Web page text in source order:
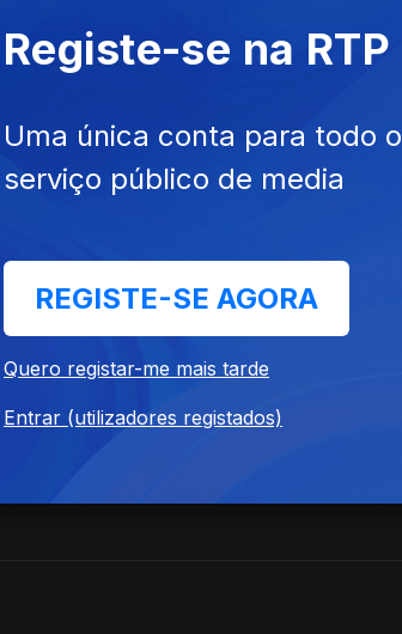
Registe-se na RTP
Uma única conta para todo o
serviço público de media
REGISTE-SE AGORA
Quero registar-me mais tarde
Entrar (utilizadores registados)